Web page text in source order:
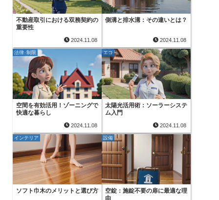
不動産取引における双務契約の
重要性
2024.11.08
側溝と排水溝：その違いとは？
2024.11.08
法律･制限
空間を有効活用！ゾーニングで
快適な暮らし
2024.11.08
エコ
太陽光活用術：ソーラーシステ
ム入門
2024.11.08
インテリア
ソフト巾木のメリットと選び方
設備
空錠：施錠不要の扉に最適な理
由